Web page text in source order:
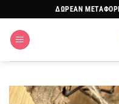
στο
περιεχόμενο
ΔΩΡΕΑΝ